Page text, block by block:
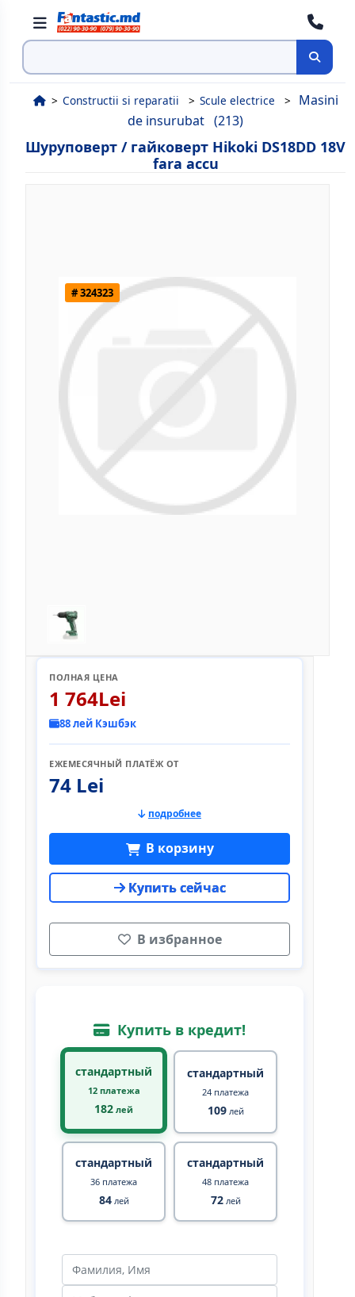
Поиск
Constructii si reparatii Scule electrice
Masini
de insurubat (213)
Шуруповерт / гайковерт Hikoki DS18DD 18V
fara accu
# 324323
ПОЛНАЯ ЦЕНА
1 764Lei
88 лей Кэшбэк
ЕЖЕМЕСЯЧНЫЙ ПЛАТЁЖ ОТ
74 Lei
подробнее
В корзину
Купить сейчас
В избранное
Купить в кредит!
стандартный
12 платежа
182 лей
стандартный
24 платежа
109лей
стандартный
36 платежа
84лей
стандартный
48 платежа
72лей